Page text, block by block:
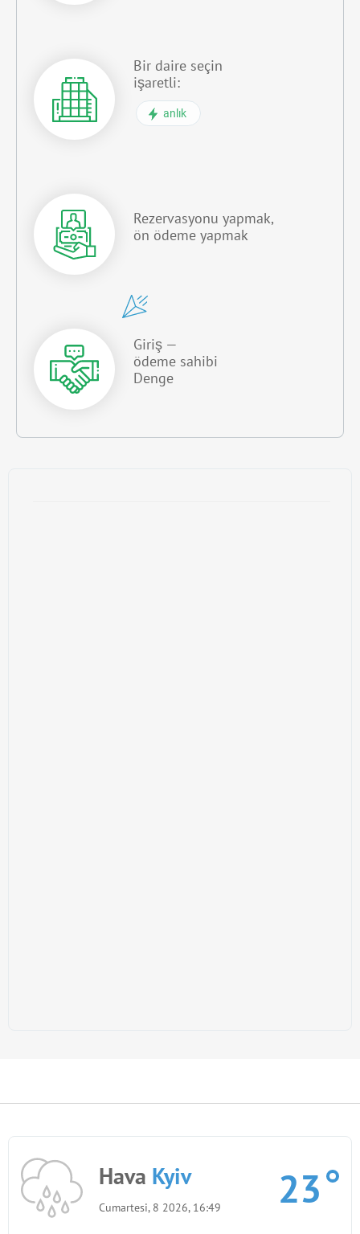
Bir daire seçin
işaretli:
anlık
Rezervasyonu yapmak,
ön ödeme yapmak
Giriş —
ödeme sahibi
Denge
Hava Kyiv
Cumartesi, 8 2026, 16:49 23